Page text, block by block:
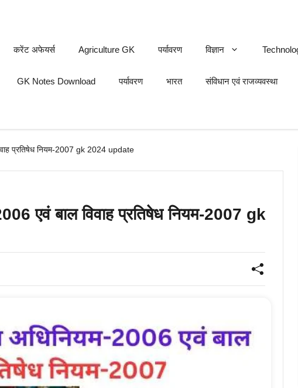
करेंट अफेयर्स Agriculture GK पर्यावरण विज्ञान
GK Notes Download पर्यावरण भारत संविधान एवं राजव्यवस्था
प्रतिषेध नियम-2007 gk 2024 update
एवं बाल विवाह प्रतिषेध नियम-2007 gk